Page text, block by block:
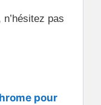
pas
pour